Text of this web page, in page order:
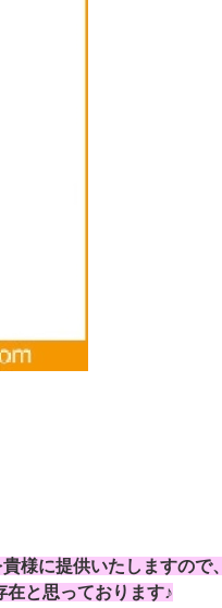
貴様に提供いたしますので、
と思っております♪